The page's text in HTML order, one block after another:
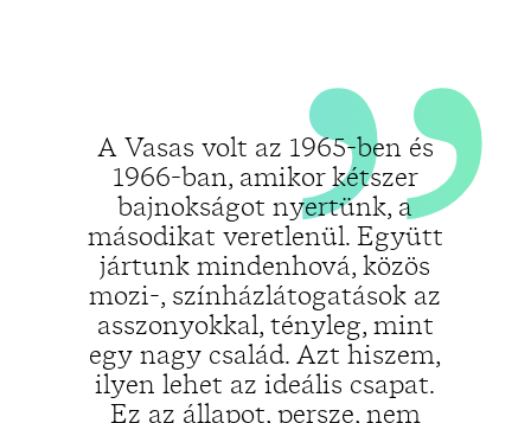
A Vasas volt az 1965-ben és
1966-ban, amikor kétszer
bajnokságot nyertünk, a
másodikat veretlenül. Együtt
jártunk mindenhová, közös
mozi-, színházlátogatások az
asszonyokkal, tényleg, mint
egy nagy család. Azt hiszem,
ilyen lehet az ideális csapat.
Ez az állapot, persze, nem